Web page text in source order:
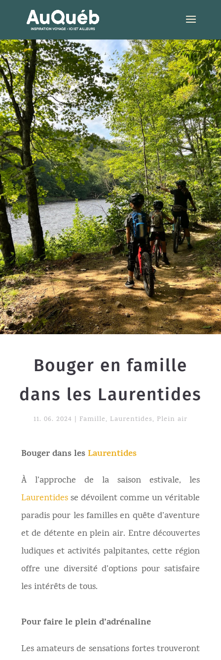
Bouger en famille
dans les Laurentides
11. 06. 2024 Famille, Laurentides, Plein air
Bouger dans lesLaurentides
À l’approche de la saison estivale, les
Laurentidesse dévoilent comme un véritable
paradis pour les familles en quête d’aventure
et de détente en plein air. Entre découvertes
ludiques et activités palpitantes, cette région
offre une diversité d’options pour satisfaire
les intérêts de tous.
Pour faire le plein d’adrénaline
Les amateurs de sensations fortes trouveront